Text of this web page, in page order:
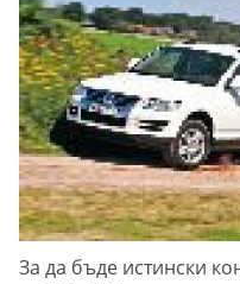
За да бъде истински